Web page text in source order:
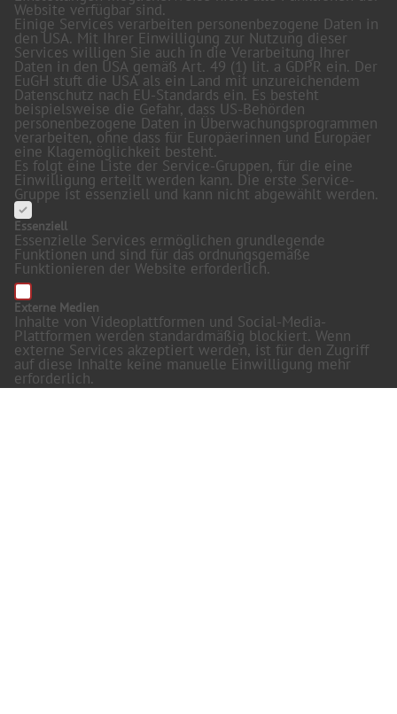
Website verfügbar sind.
Einige Services verarbeiten personenbezogene Daten in
den USA. Mit Ihrer Einwilligung zur Nutzung dieser
Services willigen Sie auch in die Verarbeitung Ihrer
Daten in den USA gemäß Art. 49 (1) lit. a GDPR ein. Der
EuGH stuft die USA als ein Land mit unzureichendem
Datenschutz nach EU-Standards ein. Es besteht
beispielsweise die Gefahr, dass US-Behörden
personenbezogene Daten in Überwachungsprogrammen
verarbeiten, ohne dass für Europäerinnen und Europäer
eine Klagemöglichkeit besteht.
Es folgt eine Liste der Service-Gruppen, für die eine
Einwilligung erteilt werden kann. Die erste Service-
Gruppe ist essenziell und kann nicht abgewählt werden.
Essenziell
Essenzielle Services ermöglichen grundlegende
Funktionen und sind für das ordnungsgemäße
Funktionieren der Website erforderlich.
Externe Medien
Inhalte von Videoplattformen und Social-Media-
Plattformen werden standardmäßig blockiert. Wenn
externe Services akzeptiert werden, ist für den Zugriff
auf diese Inhalte keine manuelle Einwilligung mehr
erforderlich.